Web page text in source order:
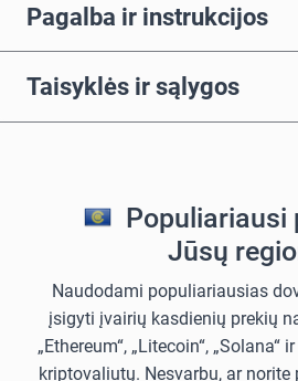
Pagalba ir instrukcijos
Taisyklės ir sąlygos
Populiariausi
Jūsų
Naudodami populiariausias
įsigyti įvairių kasdienių prekių
„Ethereum“, „Litecoin“,
kriptovaliutų. Nesvarbu, ar